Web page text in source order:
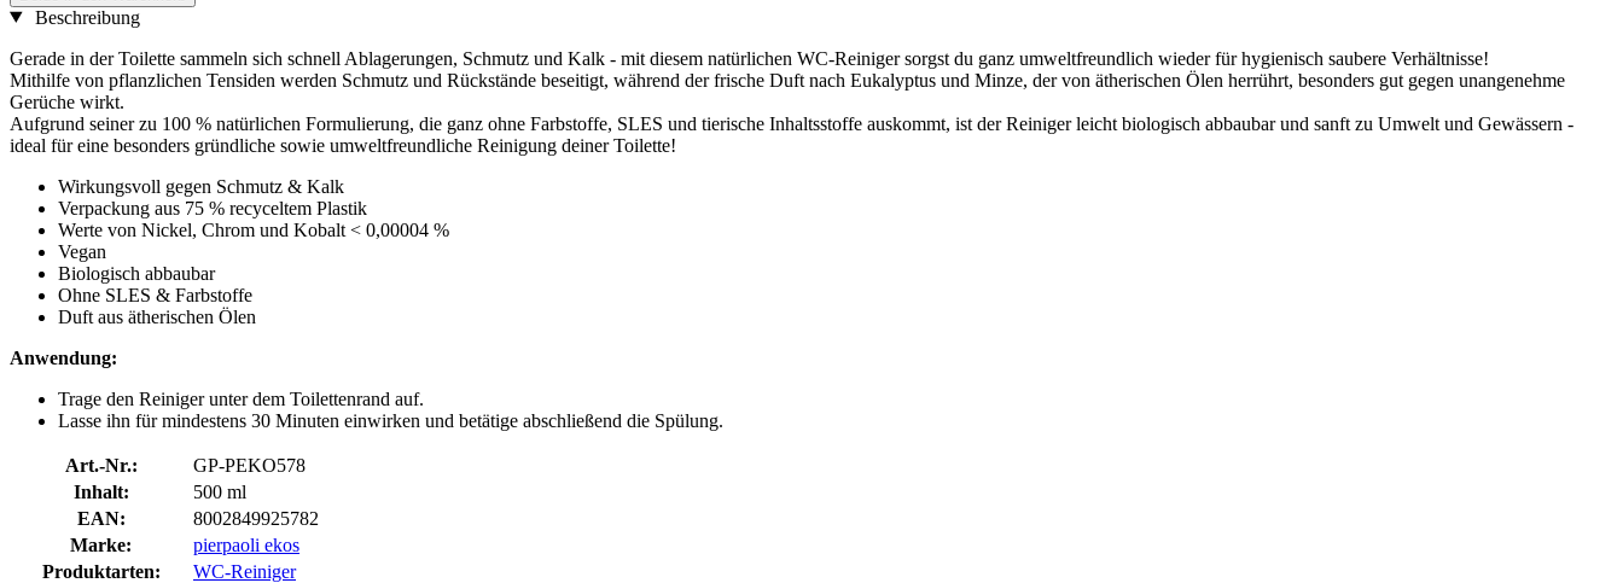
Beschreibung
Gerade in der Toilette sammeln sich schnell Ablagerungen, Schmutz und Kalk - mit diesem natürlichen WC-Reiniger sorgst du ganz umweltfreundlich wieder für hygienisch saubere Verhältnisse!
Mithilfe von pflanzlichen Tensiden werden Schmutz und Rückstände beseitigt, während der frische Duft nach Eukalyptus und Minze, der von ätherischen Ölen herrührt, besonders gut gegen unangenehme
Gerüche wirkt.
Aufgrund seiner zu 100 % natürlichen Formulierung, die ganz ohne Farbstoffe, SLES und tierische Inhaltsstoffe auskommt, ist der Reiniger leicht biologisch abbaubar und sanft zu Umwelt und Gewässern -
ideal für eine besonders gründliche sowie umweltfreundliche Reinigung deiner Toilette!
Wirkungsvoll gegen Schmutz & Kalk
Verpackung aus 75 % recyceltem Plastik
Werte von Nickel, Chrom und Kobalt < 0,00004 %
Vegan
Biologisch abbaubar
Ohne SLES & Farbstoffe
Duft aus ätherischen Ölen
Anwendung:
Trage den Reiniger unter dem Toilettenrand auf.
Lasse ihn für mindestens 30 Minuten einwirken und betätige abschließend die Spülung.
Art.-Nr.:
GP-PEKO578
Inhalt:
500 ml
EAN:
8002849925782
Marke:
pierpaoli ekos
Produktarten:
WC-Reiniger